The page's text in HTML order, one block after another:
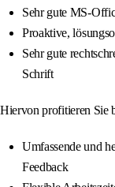
Sehr gute MS-
Proaktive,
Sehr gute
Schrift
Hiervon profitieren Sie
Umfassende und
Feedback